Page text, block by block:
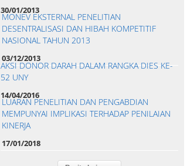
30/01/2013
MONEV EKSTERNAL PENELITIAN
DESENTRALISASI DAN HIBAH KOMPETITIF
NASIONAL TAHUN 2013
03/12/2013
AKSI DONOR DARAH DALAM RANGKA DIES KE-
52 UNY
14/04/2016
LUARAN PENELITIAN DAN PENGABDIAN
MEMPUNYAI IMPLIKASI TERHADAP PENILAIAN
KINERJA
17/01/2018